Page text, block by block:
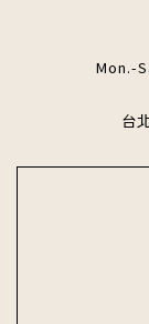
Mon.-
台